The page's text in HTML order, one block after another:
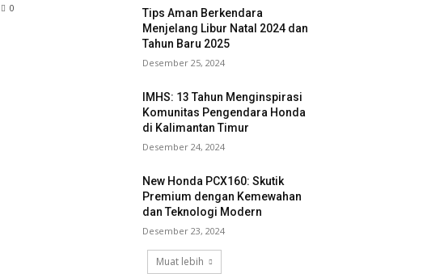
0
Tips Aman Berkendara
Menjelang Libur Natal 2024 dan
Tahun Baru 2025
Desember 25, 2024
IMHS: 13 Tahun Menginspirasi
Komunitas Pengendara Honda
di Kalimantan Timur
Desember 24, 2024
New Honda PCX160: Skutik
Premium dengan Kemewahan
dan Teknologi Modern
Desember 23, 2024
Muat lebih